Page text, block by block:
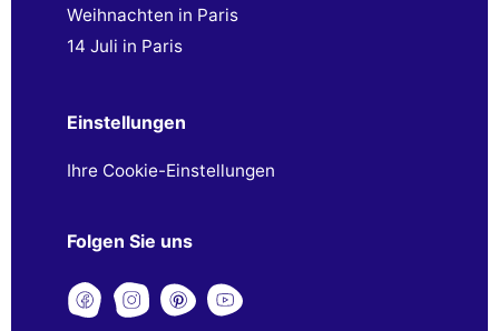
Weihnachten in Paris
14 Juli in Paris
Einstellungen
Ihre Cookie-Einstellungen
Folgen Sie uns